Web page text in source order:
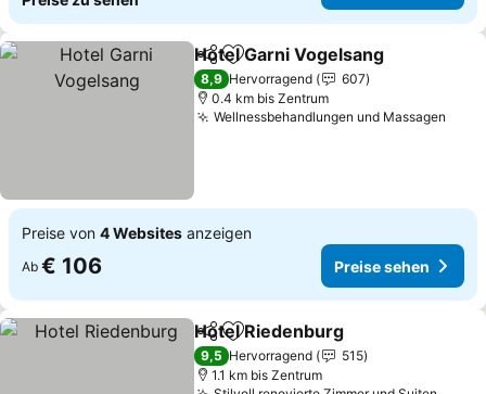
TeilenZu Favoriten hinzufügen
Hotel Garni Vogelsang
8,9 Hervorragend
607
0.4 km bis Zentrum
Wellnessbehandlungen und Massagen
Preise von 4 Websites anzeigen
Ab € 106 Preise sehen
TeilenZu Favoriten hinzufügen
Hotel Riedenburg
9,5 Hervorragend
515
1.1 km bis Zentrum